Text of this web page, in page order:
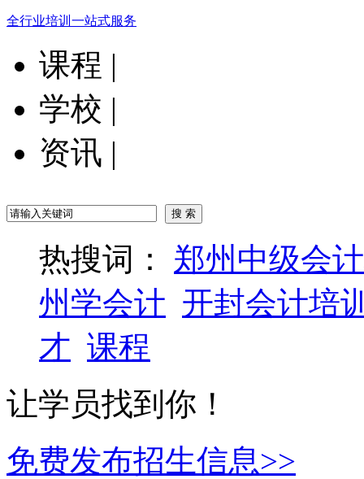
全行业培训一站式服务
课程 |
学校 |
资讯 |
热搜词： 郑州中级会
州学会计 开封会计培
才 课程
让学员找到你！
免费发布招生信息>>